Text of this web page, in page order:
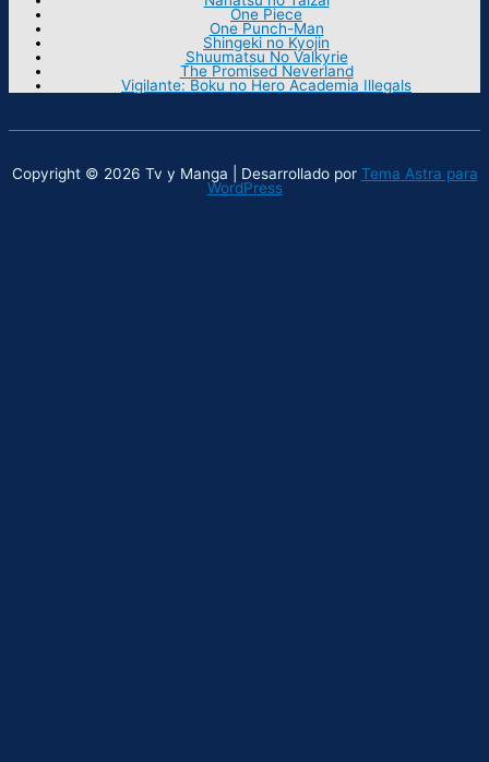
One Piece
One Punch-Man
Shingeki no Kyojin
Shuumatsu No Valkyrie
The Promised Neverland
Vigilante: Boku no Hero Academia Illegals
Copyright © 2026 Tv y Manga | Desarrollado por Tema Astra para
WordPress